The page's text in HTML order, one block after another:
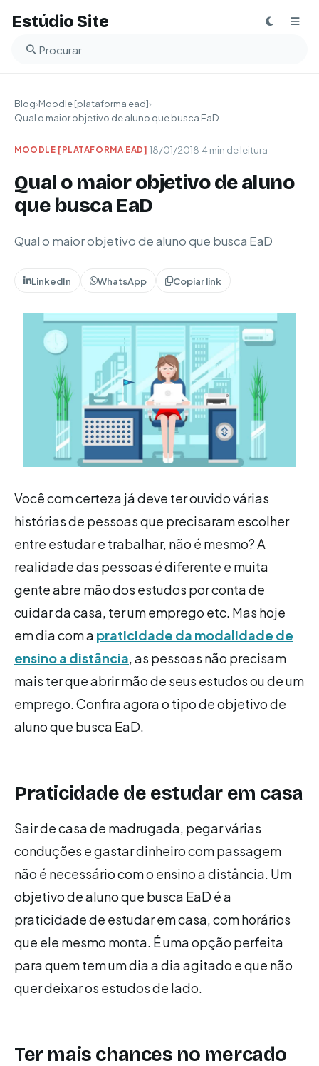
Estúdio Site
Buscar no blog
Blog›Moodle [plataforma ead]›
Qual o maior objetivo de aluno que busca EaD
MOODLE [PLATAFORMA EAD]·18/01/2018·4 min de leitura
Qual o maior objetivo de aluno
que busca EaD
Qual o maior objetivo de aluno que busca EaD
LinkedIn WhatsApp Copiar link
Você com certeza já deve ter ouvido várias
histórias de pessoas que precisaram escolher
entre estudar e trabalhar, não é mesmo? A
realidade das pessoas é diferente e muita
gente abre mão dos estudos por conta de
cuidar da casa, ter um emprego etc. Mas hoje
em dia com a praticidade da modalidade de
ensino a distância, as pessoas não precisam
mais ter que abrir mão de seus estudos ou de um
emprego. Confira agora o tipo de objetivo de
aluno que busca EaD.
Praticidade de estudar em casa
Sair de casa de madrugada, pegar várias
conduções e gastar dinheiro com passagem
não é necessário com o ensino a distância. Um
objetivo de aluno que busca EaD é a
praticidade de estudar em casa, com horários
que ele mesmo monta. É uma opção perfeita
para quem tem um dia a dia agitado e que não
quer deixar os estudos de lado.
Ter mais chances no mercado